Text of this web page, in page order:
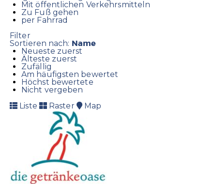
Mit öffentlichen Verkehrsmitteln
Zu Fuß gehen
per Fahrrad
Filter
Sortieren nach: Name
Neueste zuerst
Älteste zuerst
Zufällig
Am häufigsten bewertet
Höchst bewertete
Nicht vergeben
Liste
Raster Map